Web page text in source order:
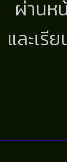
ผ่านห
และเรี